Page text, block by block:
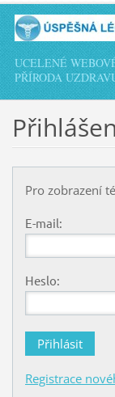
UCELENÉ
PŘÍRODA
Pro zobrazení
E-mail:
Heslo:
Registrace